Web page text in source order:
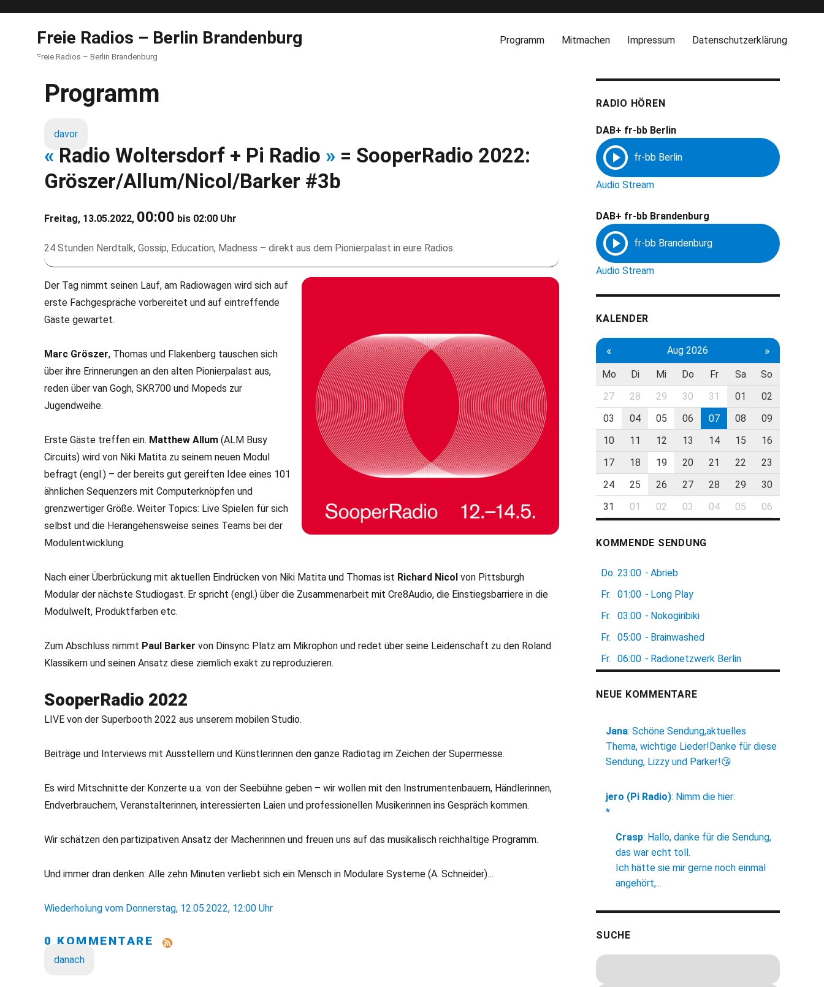
Freie Radios – Berlin Brandenburg
Freie Radios – Berlin Brandenburg
Programm Mitmachen Impressum Datenschutzerklärung
Programm
davor
« Radio Woltersdorf + Pi Radio » = SooperRadio 2022:
Gröszer/Allum/Nicol/Barker #3b
Freitag, 13.05.2022, 00:00 bis 02:00 Uhr
24 Stunden Nerdtalk, Gossip, Education, Madness – direkt aus dem Pionierpalast in eure Radios.
Der Tag nimmt seinen Lauf, am Radiowagen wird sich auf
erste Fachgespräche vorbereitet und auf eintreffende
Gäste gewartet.
Marc Gröszer, Thomas und Flakenberg tauschen sich
über ihre Erinnerungen an den alten Pionierpalast aus,
reden über van Gogh, SKR700 und Mopeds zur
Jugendweihe.
Erste Gäste treffen ein. Matthew Allum (ALM Busy
Circuits) wird von Niki Matita zu seinem neuen Modul
befragt (engl.) – der bereits gut gereiften Idee eines 101
ähnlichen Sequenzers mit Computerknöpfen und
grenzwertiger Größe. Weiter Topics: Live Spielen für sich
selbst und die Herangehensweise seines Teams bei der
Modulentwicklung.
Nach einer Überbrückung mit aktuellen Eindrücken von Niki Matita und Thomas ist Richard Nicol von Pittsburgh
Modular der nächste Studiogast. Er spricht (engl.) über die Zusammenarbeit mit Cre8Audio, die Einstiegsbarriere in die
Modulwelt, Produktfarben etc.
Zum Abschluss nimmt Paul Barker von Dinsync Platz am Mikrophon und redet über seine Leidenschaft zu den Roland
Klassikern und seinen Ansatz diese ziemlich exakt zu reproduzieren.
SooperRadio 2022
LIVE von der Superbooth 2022 aus unserem mobilen Studio.
Beiträge und Interviews mit Ausstellern und Künstlerinnen den ganze Radiotag im Zeichen der Supermesse.
Es wird Mitschnitte der Konzerte u.a. von der Seebühne geben – wir wollen mit den Instrumentenbauern, Händlerinnen,
Endverbrauchern, Veranstalterinnen, interessierten Laien und professionellen Musikerinnen ins Gespräch kommen.
Wir schätzen den partizipativen Ansatz der Macherinnen und freuen uns auf das musikalisch reichhaltige Programm.
Und immer dran denken: Alle zehn Minuten verliebt sich ein Mensch in Modulare Systeme (A. Schneider)…
Wiederholung vom Donnerstag, 12.05.2022, 12:00 Uhr
0 KOMMENTARE
danach
RADIO HÖREN
DAB+ fr-bb Berlin
Audio Stream
DAB+ fr-bb Brandenburg
Audio Stream
KALENDER
« Aug 2026 »
Mo Di Mi Do Fr Sa
So
27
28 29 30 31 01
02
03
04 05 06 07 08
09
10
11 12 13 14 15
16
17
18 19 20 21 22
23
24
25 26 27 28 29
30
31
01 02 03 04 05 06
KOMMENDE SENDUNG
Do. 23:00 - Abrieb
Fr.
01:00 - Long Play
Fr.
03:00 - Nokogiribiki
Fr.
05:00 - Brainwashed
Fr.
06:00 - Radionetzwerk Berlin
NEUE KOMMENTARE
Jana: Schöne Sendung,aktuelles
Thema, wichtige Lieder!Danke für diese
Sendung, Lizzy und Parker!😘
jero (Pi Radio): Nimm die hier:
*
Crasp: Hallo, danke für die Sendung,
das war echt toll.
Ich hätte sie mir gerne noch einmal
angehört,...
SUCHE